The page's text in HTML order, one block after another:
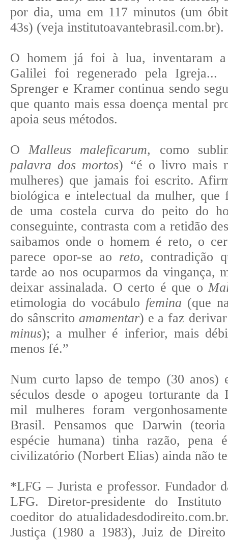
por dia, uma em 117 minutos (um
43s) (veja institutoavantebrasil.com.br).
O homem já foi à lua, inventaram
Galilei foi regenerado pela Igreja...
Sprenger e Kramer continua sendo
que quanto mais essa doença mental
apoia seus métodos.
O Malleus maleficarum, como
palavra dos mortos) “é o livro mais
mulheres) que jamais foi escrito.
biológica e intelectual da mulher,
de uma costela curva do peito do
conseguinte, contrasta com a retidão
saibamos onde o homem é reto, o
parece opor-se ao reto, contradição
tarde ao nos ocuparmos da vingança,
deixar assinalada. O certo é que o
etimologia do vocábulo femina (que
do sânscrito amamentar) e a faz
minus); a mulher é inferior, mais
menos fé.”
Num curto lapso de tempo (30 anos)
séculos desde o apogeu torturante da
mil mulheres foram
Brasil. Pensamos que Darwin
espécie humana) tinha razão, pena
civilizatório (Norbert Elias) ainda não
*LFG – Jurista e professor. Fundador
LFG. Diretor-presidente do
coeditor do
Justiça (1980 a 1983), Juiz de